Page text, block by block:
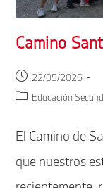
Camino
Publicación
de
22/05/2026
Categoría
entrada:
Educación
El Camino de
que nuestros